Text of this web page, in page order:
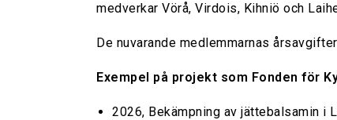
medverkar Vörå, Virdois, Kihniö och
De nuvarande medlemmarnas
Exempel på projekt som Fonden för
2026, Bekämpning av jättebalsamin i